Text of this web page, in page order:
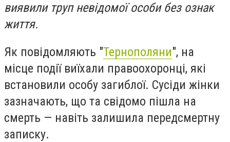
виявили труп невідомої особи без ознак
життя.
Як повідомляють "Тернополяни", на
місце події виїхали правоохоронці, які
встановили особу загиблої. Сусіди жінки
зазначають, що та свідомо пішла на
смерть — навіть залишила передсмертну
записку.